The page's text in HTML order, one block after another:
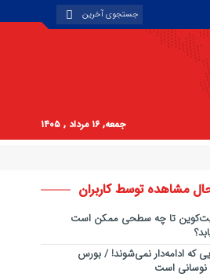
جمعه, ۱۶ مرداد , ۱۴۰۵
حال مشاهده توسط کاربران
تا چه سطحی ممکن است
که ادامه‌دار نمی‌شوند! / بورس
است